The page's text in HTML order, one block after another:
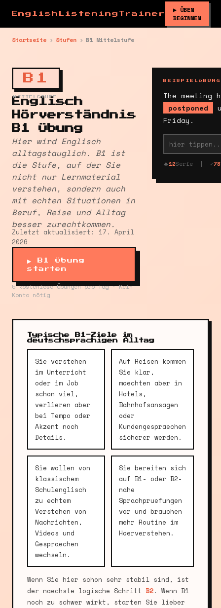
EnglishListeningTrainer
▶ ÜBEN
BEGINNEN
Startseite › Stufen › B1 Mittelstufe
B1
MITTELSTUFE
Englisch
Hörverständnis
B1 Übung
Hier wird Englisch
alltagstauglich. B1 ist
die Stufe, auf der Sie
nicht nur Lernmaterial
verstehen, sondern auch
mit echten Situationen in
Beruf, Reise und Alltag
besser zurechtkommen.
Zuletzt aktualisiert: 17. April
2026
▶ B1 Übung
starten
5 kostenlose Übungen pro Tag · Kein
Konto nötig
BEISPIELÜBUNG
The meeting
postponed
Friday.
🔥12Serie | ✓
Typische B1-Ziele im
deutschsprachigen Alltag
Sie verstehen
im Unterricht
oder im Job
schon viel,
verlieren aber
bei Tempo oder
Akzent noch
Details.
Auf Reisen kommen
Sie klar,
moechten aber in
Hotels,
Bahnhofsansagen
oder
Kundengespraechen
sicherer werden.
Sie wollen von
klassischem
Schulenglisch
zu echtem
Verstehen von
Nachrichten,
Videos und
Gespraechen
wechseln.
Sie bereiten sich
auf B1- oder B2-
nahe
Sprachpruefungen
vor und brauchen
mehr Routine im
Hoerverstehen.
Wenn Sie hier schon sehr stabil sind, ist
der naechste logische Schritt B2. Wenn B1
noch zu schwer wirkt, starten Sie lieber